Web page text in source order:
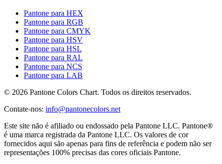
Pantone para HEX
Pantone para RGB
Pantone para CMYK
Pantone para HSV
Pantone para HSL
Pantone para RAL
Pantone para NCS
Pantone para LAB
© 2026 Pantone Colors Chart. Todos os direitos reservados.
Contate-nos: info@pantonecolors.net
Este site não é afiliado ou endossado pela Pantone LLC. Pantone®
é uma marca registrada da Pantone LLC. Os valores de cor
fornecidos aqui são apenas para fins de referência e podem não ser
representações 100% precisas das cores oficiais Pantone.